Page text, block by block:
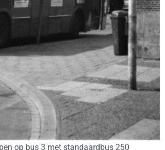
op bus 3 met standaardbus 250